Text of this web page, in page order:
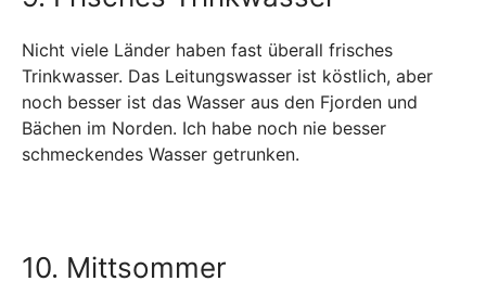
Nicht viele Länder haben fast überall frisches
Trinkwasser. Das Leitungswasser ist köstlich, aber
noch besser ist das Wasser aus den Fjorden und
Bächen im Norden. Ich habe noch nie besser
schmeckendes Wasser getrunken.
10. Mittsommer